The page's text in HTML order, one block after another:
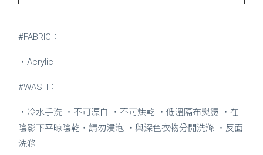
#FABRIC：
・Acrylic
#WASH：
・冷水手洗 ・不可漂白 ・不可烘乾 ・低溫隔布熨燙 ・在
陰影下平晾陰乾・請勿浸泡 ・與深色衣物分開洗滌 ・反面
洗滌